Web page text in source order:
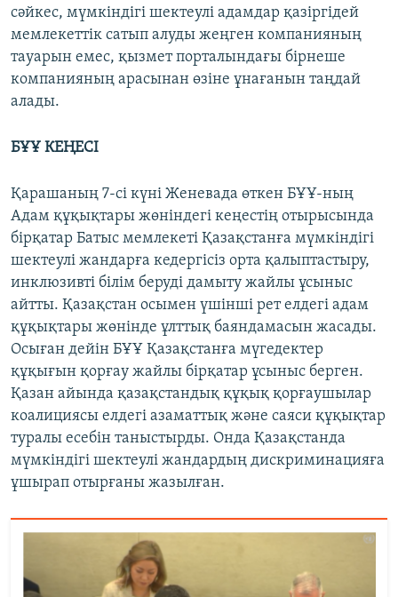
сәйкес, мүмкіндігі шектеулі адамдар қазіргідей
мемлекеттік сатып алуды жеңген компанияның
тауарын емес, қызмет порталындағы бірнеше
компанияның арасынан өзіне ұнағанын таңдай
алады.
БҰҰ КЕҢЕСІ
Қарашаның 7-сі күні Женевада өткен БҰҰ-ның
Адам құқықтары жөніндегі кеңестің отырысында
бірқатар Батыс мемлекеті Қазақстанға мүмкіндігі
шектеулі жандарға кедергісіз орта қалыптастыру,
инклюзивті білім беруді дамыту жайлы ұсыныс
айтты. Қазақстан осымен үшінші рет елдегі адам
құқықтары жөнінде ұлттық баяндамасын жасады.
Осыған дейін БҰҰ Қазақстанға мүгедектер
құқығын қорғау жайлы бірқатар ұсыныс берген.
Қазан айында қазақстандық құқық қорғаушылар
коалициясы елдегі азаматтық және саяси құқықтар
туралы есебін таныстырды. Онда Қазақстанда
мүмкіндігі шектеулі жандардың дискриминацияға
ұшырап отырғаны жазылған.